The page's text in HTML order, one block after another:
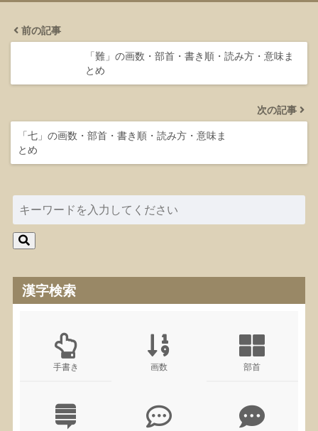
前の記事
「難」の画数・部首・書き順・読み方・意味ま
とめ
次の記事
「七」の画数・部首・書き順・読み方・意味ま
とめ
漢字検索
手書き 画数 部首